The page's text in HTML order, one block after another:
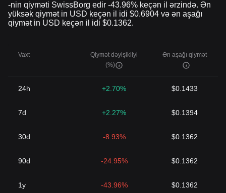
-nin qiyməti SwissBorg edir -43.96% keçən il ərzində. Ən
yüksək qiymət in USD keçən il idi $0.6904 və ən aşağı
qiymət in USD keçən il idi $0.1362.
Vaxt
Qiymət dəyişikliyi
(%)
Ən aşağı qiymət
24h +2.70% $0.1433
7d +2.27% $0.1394
30d -8.93% $0.1362
90d -24.95% $0.1362
1y -43.96% $0.1362